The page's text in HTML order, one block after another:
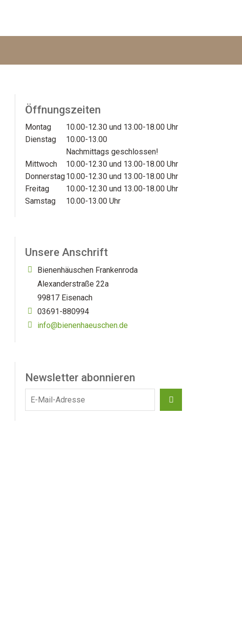
Öffnungszeiten
Montag
10.00-12.30 und 13.00-18.00 Uhr
Dienstag
10.00-13.00
Nachmittags geschlossen!
Mittwoch
10.00-12.30 und 13.00-18.00 Uhr
Donnerstag10.00-12.30 und 13.00-18.00 Uhr
Freitag
10.00-12.30 und 13.00-18.00 Uhr
Samstag
10.00-13.00 Uhr
Unsere Anschrift
Bienenhäuschen Frankenroda
Alexanderstraße 22a
99817 Eisenach
03691-880994
info@bienenhaeuschen.de
Newsletter abonnieren